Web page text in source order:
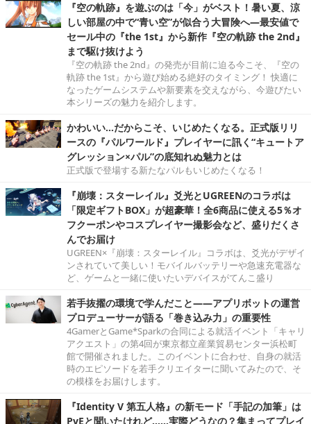
『空の軌跡』を遊ぶのは「今」がベスト！暑い夏、涼
しい部屋の中で“青い空”が似合う大冒険へ―最安値で
セール中の『the 1st』から新作『空の軌跡 the 2nd』
まで駆け抜けよう
『空の軌跡 the 2nd』の発売が目前に迫る今こそ、『空の
軌跡 the 1st』から遊び始める絶好のタイミング！ 快適に
なったゲームシステムや新要素を交えながら、今遊びたい
本シリーズの魅力を紹介します。
かわいい…だからこそ、いじめたくなる。正式版リリ
ースの『パルワールド』プレイヤーに訊く“キュートア
グレッション×パル”の底知れぬ魅力とは
正式版で登場する新たなパルもいじめたくなる！
『崩壊：スターレイル』爻光とUGREENのコラボは
「限定ギフトBOX」が超豪華！全6商品に使える5％オ
フクーポンやコスプレイヤー撮影会など、盛りだくさ
んでお届け
UGREEN×『崩壊：スターレイル』コラボは、爻光がデザイ
ンされていて美しい！モバイルバッテリーや急速充電器な
ど、ゲームと一緒に使いたいデバイスがてんこ盛り
若手抜擢の環境で学んだこと――アプリボットの運営
プロデューサーが語る「巻き込み力」の重要性
4GamerとGame*Sparkの合同による就活イベント「キャリ
アクエスト」の第4回が東京都立産業貿易センター浜松町
館で開催されました。このイベントに合わせ、自身の就活
時のエピソードを若手クリエイターに聞いてみたので、そ
の模様をお届けします。
『Identity V 第五人格』の新モード「手記の加筆」は
PvEと聞いたけれど……実際どうなの？集まってプレイ